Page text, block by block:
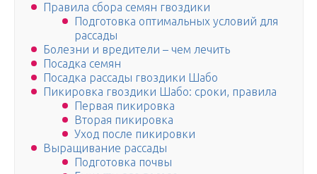
Правила сбора семян гвоздики
Подготовка оптимальных условий для
рассады
Болезни и вредители – чем лечить
Посадка семян
Посадка рассады гвоздики Шабо
Пикировка гвоздики Шабо: сроки, правила
Первая пикировка
Вторая пикировка
Уход после пикировки
Выращивание рассады
Подготовка почвы